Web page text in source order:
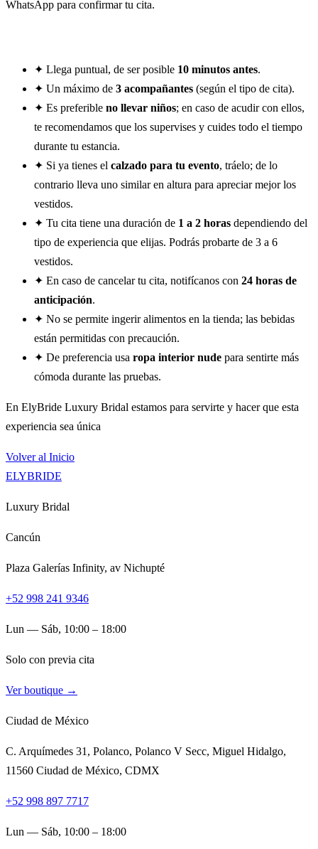
WhatsApp para confirmar tu cita.
✦ Llega puntual, de ser posible 10 minutos antes.
✦ Un máximo de 3 acompañantes (según el tipo de cita).
✦ Es preferible no llevar niños; en caso de acudir con ellos,
te recomendamos que los supervises y cuides todo el tiempo
durante tu estancia.
✦ Si ya tienes el calzado para tu evento, tráelo; de lo
contrario lleva uno similar en altura para apreciar mejor los
vestidos.
✦ Tu cita tiene una duración de 1 a 2 horas dependiendo del
tipo de experiencia que elijas. Podrás probarte de 3 a 6
vestidos.
✦ En caso de cancelar tu cita, notifícanos con 24 horas de
anticipación.
✦ No se permite ingerir alimentos en la tienda; las bebidas
están permitidas con precaución.
✦ De preferencia usa ropa interior nude para sentirte más
cómoda durante las pruebas.
En ElyBride Luxury Bridal estamos para servirte y hacer que esta
experiencia sea única
Volver al Inicio
ELYBRIDE
Luxury Bridal
Cancún
Plaza Galerías Infinity, av Nichupté
+52 998 241 9346
Lun — Sáb, 10:00 – 18:00
Solo con previa cita
Ver boutique →
Ciudad de México
C. Arquímedes 31, Polanco, Polanco V Secc, Miguel Hidalgo,
11560 Ciudad de México, CDMX
+52 998 897 7717
Lun — Sáb, 10:00 – 18:00